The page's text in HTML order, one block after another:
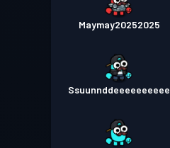
Maymay20252025
Ssuunnddeeeeeeeeee